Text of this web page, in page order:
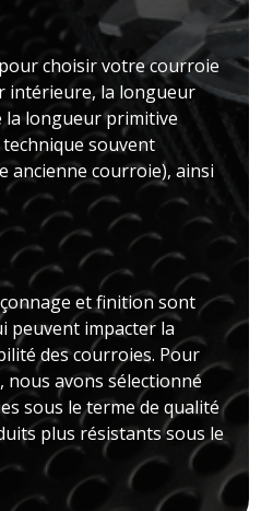
choisir votre courroie
intérieure, la longueur
la longueur primitive
souvent
ancienne courroie), ainsi
et finition sont
peuvent impacter la
des courroies. Pour
nous avons sélectionné
sous le terme de qualité
plus résistants sous le